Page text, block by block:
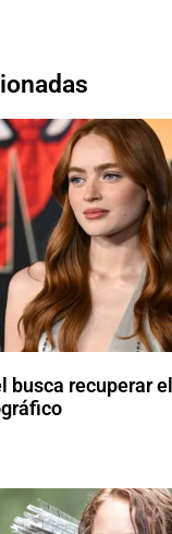
busca recuperar